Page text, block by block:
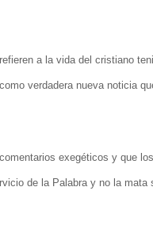
a la vida del cristiano
verdadera nueva noticia
exegéticos y que
de la Palabra y no la mata